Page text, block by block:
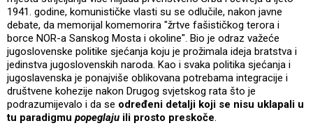
1941. godine, komunističke vlasti su se odlučile, nakon javne
debate, da memorijal komemorira "žrtve fašističkog terora i
borce NOR-a Sanskog Mosta i okoline". Bio je odraz važeće
jugoslovenske politike sjećanja koju je prožimala ideja bratstva i
jedinstva jugoslovenskih naroda. Kao i svaka politika sjećanja i
jugoslavenska je ponajviše oblikovana potrebama integracije i
društvene kohezije nakon Drugog svjetskog rata što je
podrazumijevalo i da se određeni detalji koji se nisu uklapali u
tu paradigmu popeglaju ili prosto preskoče.